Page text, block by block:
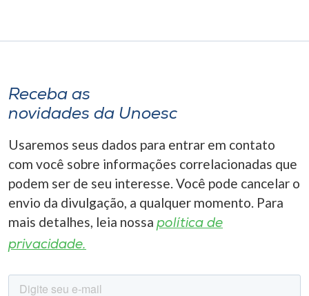
A-
Receba as
novidades da Unoesc
Usaremos seus dados para entrar em contato
com você sobre informações correlacionadas que
podem ser de seu interesse. Você pode cancelar o
envio da divulgação, a qualquer momento. Para
mais detalhes, leia nossa política de
privacidade.